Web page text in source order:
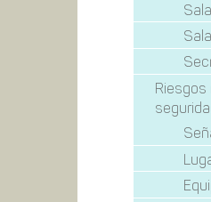
Riesgos